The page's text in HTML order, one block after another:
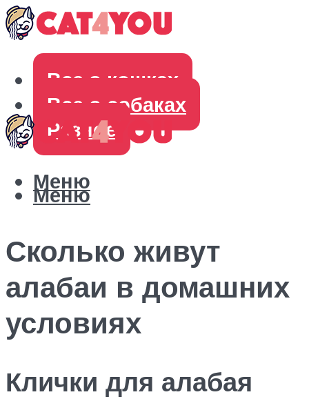
Все о кошках
Все о собаках
Разное
Меню
Меню
Сколько живут
алабаи в домашних
условиях
Клички для алабая